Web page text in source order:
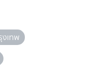
งเทพ